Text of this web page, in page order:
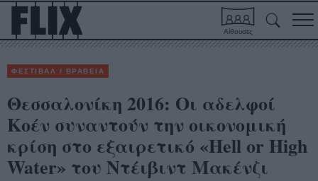
Αίθουσες
ΦΕΣΤΙΒΑΛ / ΒΡΑΒΕΙΑ
Θεσσαλονίκη 2016: Οι αδελφοί
Κοέν συναντούν την οικονομική
κρίση στο εξαιρετικό «Hell or High
Water» του Ντέιβιντ Μακένζι